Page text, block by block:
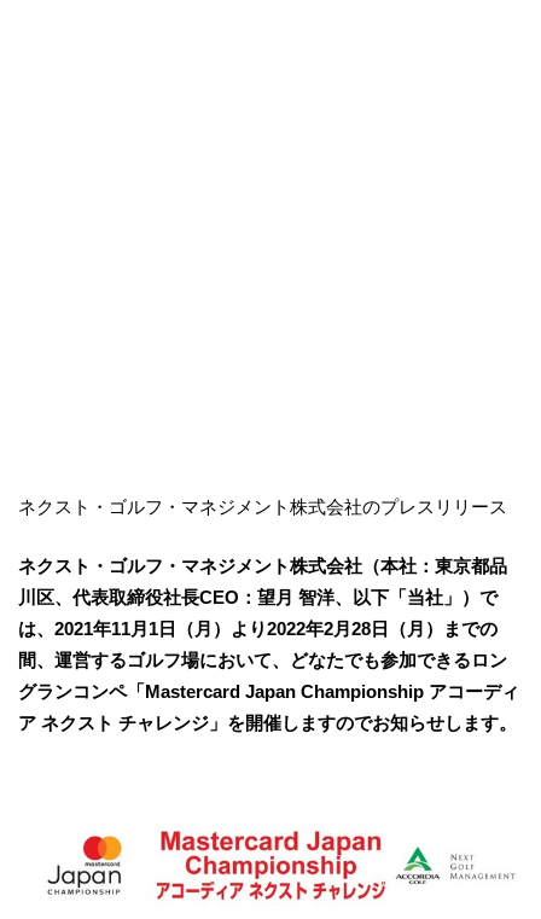
ネクスト・ゴルフ・マネジメント株式会社のプレスリリース
ネクスト・ゴルフ・マネジメント株式会社（本社：東京都品
川区、代表取締役社長CEO：望月 智洋、以下「当社」）で
は、2021年11月1日（月）より2022年2月28日（月）までの
間、運営するゴルフ場において、どなたでも参加できるロン
グランコンペ「Mastercard Japan Championship アコーディ
ア ネクスト チャレンジ」を開催しますのでお知らせします。